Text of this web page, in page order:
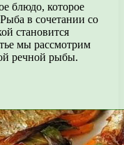
блюдо, которое
в сочетании со
становится
мы рассмотрим
речной рыбы.